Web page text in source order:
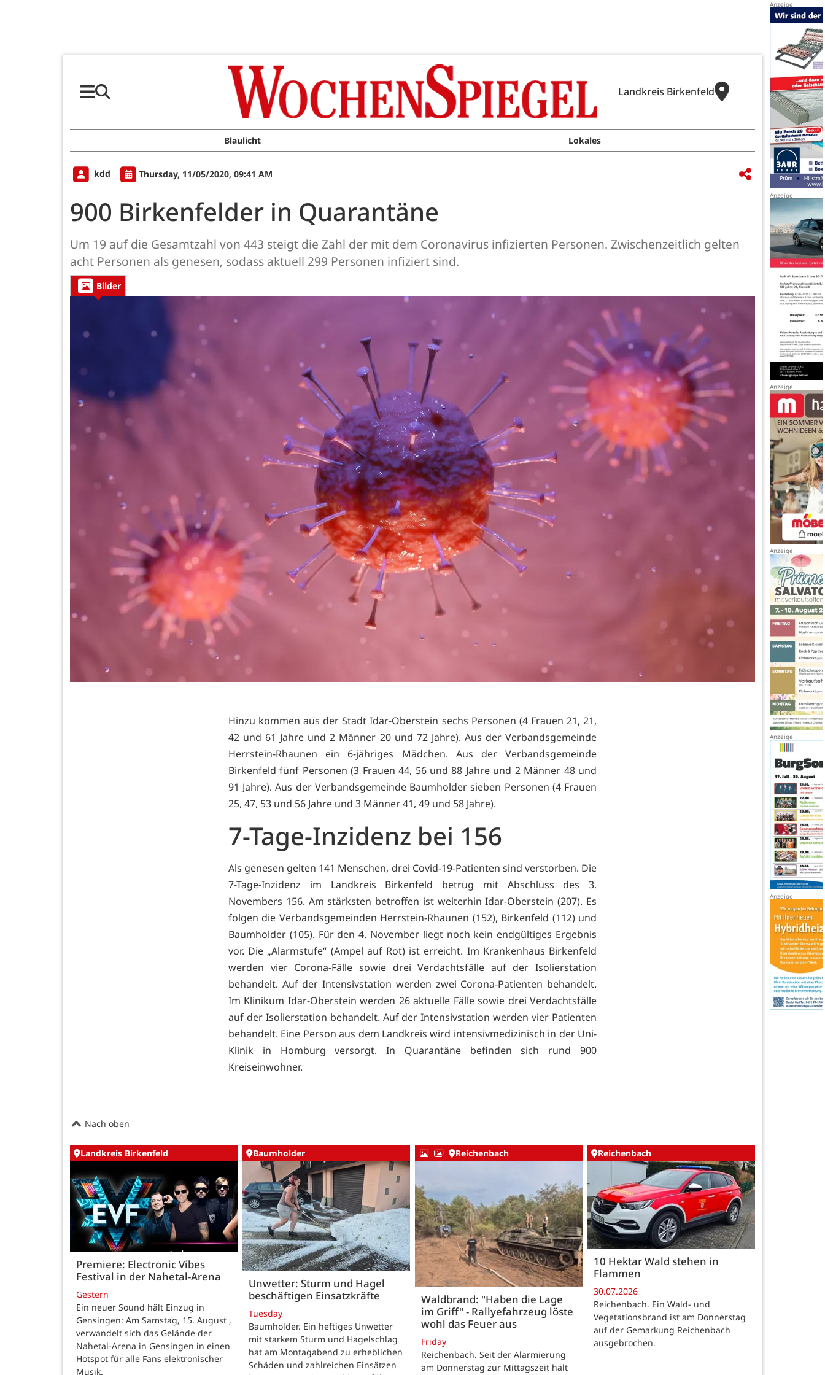
Landkreis Birkenfeld
Blaulicht Lokales
kdd Thursday, 11/05/2020, 09:41 AM
900 Birkenfelder in Quarantäne
Um 19 auf die Gesamtzahl von 443 steigt die Zahl der mit dem Coronavirus infizierten Personen. Zwischenzeitlich gelten
acht Personen als genesen, sodass aktuell 299 Personen infiziert sind.
Bilder
Hinzu kommen aus der Stadt Idar-Oberstein sechs Personen (4 Frauen 21, 21,
42 und 61 Jahre und 2 Männer 20 und 72 Jahre). Aus der Verbandsgemeinde
Herrstein-Rhaunen ein 6-jähriges Mädchen. Aus der Verbandsgemeinde
Birkenfeld fünf Personen (3 Frauen 44, 56 und 88 Jahre und 2 Männer 48 und
91 Jahre). Aus der Verbandsgemeinde Baumholder sieben Personen (4 Frauen
25, 47, 53 und 56 Jahre und 3 Männer 41, 49 und 58 Jahre).
7-Tage-Inzidenz bei 156
Als genesen gelten 141 Menschen, drei Covid-19-Patienten sind verstorben. Die
7-Tage-Inzidenz im Landkreis Birkenfeld betrug mit Abschluss des 3.
Novembers 156. Am stärksten betroffen ist weiterhin Idar-Oberstein (207). Es
folgen die Verbandsgemeinden Herrstein-Rhaunen (152), Birkenfeld (112) und
Baumholder (105). Für den 4. November liegt noch kein endgültiges Ergebnis
vor. Die „Alarmstufe“ (Ampel auf Rot) ist erreicht. Im Krankenhaus Birkenfeld
werden vier Corona-Fälle sowie drei Verdachtsfälle auf der Isolierstation
behandelt. Auf der Intensivstation werden zwei Corona-Patienten behandelt.
Im Klinikum Idar-Oberstein werden 26 aktuelle Fälle sowie drei Verdachtsfälle
auf der Isolierstation behandelt. Auf der Intensivstation werden vier Patienten
behandelt. Eine Person aus dem Landkreis wird intensivmedizinisch in der Uni-
Klinik in Homburg versorgt. In Quarantäne befinden sich rund 900
Kreiseinwohner.
Nach oben
Landkreis Birkenfeld
Premiere: Electronic Vibes
Festival in der Nahetal-Arena
Gestern
Ein neuer Sound hält Einzug in
Gensingen: Am Samstag, 15. August ,
verwandelt sich das Gelände der
Nahetal-Arena in Gensingen in einen
Hotspot für alle Fans elektronischer
Musik.
Baumholder
Unwetter: Sturm und Hagel
beschäftigen Einsatzkräfte
Tuesday
Baumholder. Ein heftiges Unwetter
mit starkem Sturm und Hagelschlag
hat am Montagabend zu erheblichen
Schäden und zahlreichen Einsätzen
Reichenbach
Waldbrand: "Haben die Lage
im Griff" - Rallyefahrzeug löste
wohl das Feuer aus
Friday
Reichenbach. Seit der Alarmierung
am Donnerstag zur Mittagszeit hält
Reichenbach
10 Hektar Wald stehen in
Flammen
30.07.2026
Reichenbach. Ein Wald- und
Vegetationsbrand ist am Donnerstag
auf der Gemarkung Reichenbach
ausgebrochen.